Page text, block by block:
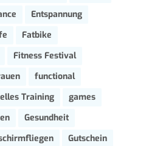
Entspannung
Fatbike
Fitness Festival
functional
Training
games
Gesundheit
Gutschein